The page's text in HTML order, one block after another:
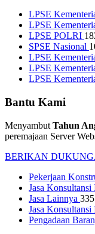
LPSE
LPSE
LPSE POLRI
SPSE Nasional
LPSE
LPSE
LPSE
Bantu Kami
Menyambut Tahun
peremajaan Server
BERIKAN
Pekerjaan
Jasa
Jasa Lainnya 335
Jasa
Pengadaan